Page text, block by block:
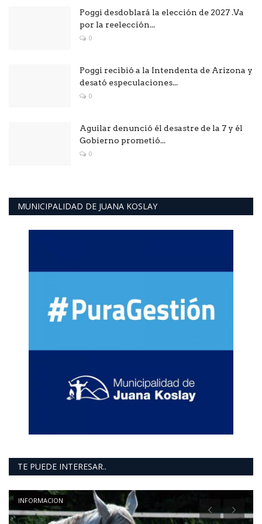
Poggi desdoblará la elección de 2027 .Va
por la reelección...
0
Poggi recibió a la Intendenta de Arizona y
desató especulaciones...
0
Aguilar denunció él desastre de la 7 y él
Gobierno prometió...
0
MUNICIPALIDAD DE JUANA KOSLAY
TE PUEDE INTERESAR..
INFORMACION